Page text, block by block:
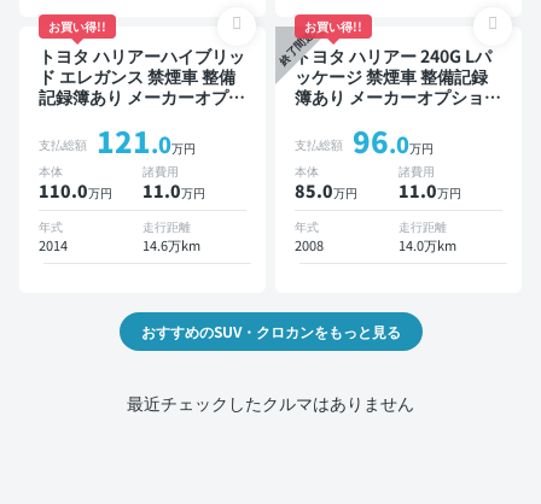
お買い得!!
トヨタ ハリアーハイブリッ
ド エレガンス 禁煙車 整備
記録簿あり メーカーオプシ
ETC バックモニター ドラ
イブレコーダー
支払総額 121.0万円
本体
110.0万円
諸費用
11.0万円
年式
2014
走行距離
14.6万km
終了間近
お買い得!!
トヨタ ハリアー 240G Lパ
ッケージ 禁煙車 整備記録
簿あり メーカーオプション
ETC サンルーフ バックモ
ニター ドライブレコーダー
支払総額 96.0万円
本体
85.0万円
諸費用
11.0万円
年式
2008
走行距離
14.0万km
おすすめのSUV・クロカンをもっと見る
最近チェックしたクルマはありません